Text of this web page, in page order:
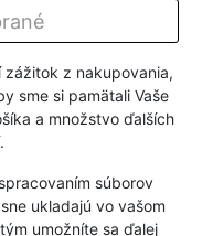
zážitok z nakupovania,
sme si pamätali Vaše
a množstvo ďalších
súborov
ukladajú vo vašom
umožníte sa ďalej